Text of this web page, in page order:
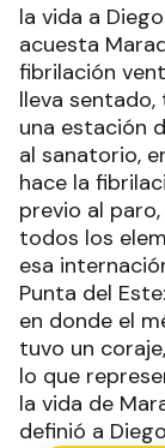
la vida a
acuesta
fibrilación
lleva
una estación
al sanatorio,
hace la
previo al
todos los
esa
Punta del
en donde el
tuvo un
lo que
la vida de
definió a